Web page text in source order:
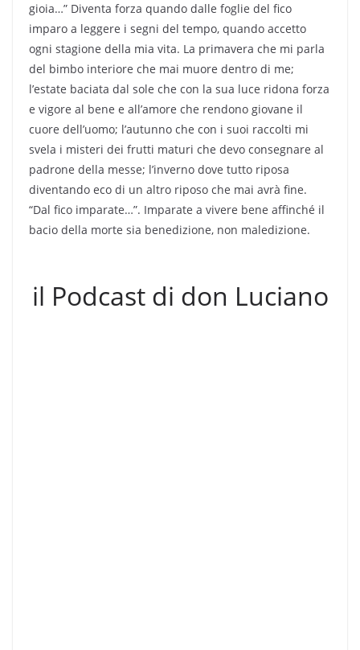
gioia…” Diventa forza quando dalle foglie del fico
imparo a leggere i segni del tempo, quando accetto
ogni stagione della mia vita. La primavera che mi parla
del bimbo interiore che mai muore dentro di me;
l’estate baciata dal sole che con la sua luce ridona forza
e vigore al bene e all’amore che rendono giovane il
cuore dell’uomo; l’autunno che con i suoi raccolti mi
svela i misteri dei frutti maturi che devo consegnare al
padrone della messe; l’inverno dove tutto riposa
diventando eco di un altro riposo che mai avrà fine.
“Dal fico imparate…”. Imparate a vivere bene affinché il
bacio della morte sia benedizione, non maledizione.
il Podcast di don Luciano